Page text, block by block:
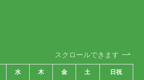
スクロールできます
水 木 金 土 日祝